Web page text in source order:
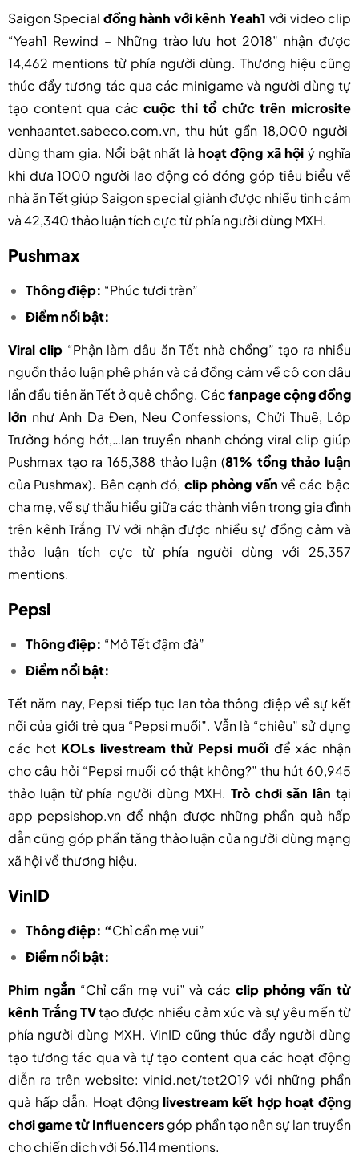
Saigon Special đồng hành với kênh Yeah1 với video clip
“Yeah1 Rewind – Những trào lưu hot 2018” nhận được
14,462 mentions từ phía người dùng. Thương hiệu cũng
thúc đẩy tương tác qua các minigame và người dùng tự
tạo content qua cáccuộc thi tổ chức trên microsite
venhaantet.sabeco.com.vn, thu hút gần 18,000 người
dùng tham gia. Nổi bật nhất là hoạt động xã hội ý nghĩa
khi đưa 1000 người lao động có đóng góp tiêu biểu về
nhà ăn Tết giúp Saigon special giành được nhiều tình cảm
và 42,340 thảo luận tích cực từ phía người dùng MXH.
Pushmax
Thông điệp: “Phúc tươi tràn”
Điểm nổi bật:
Viral clip “Phận làm dâu ăn Tết nhà chồng” tạo ra nhiều
nguồn thảo luận phê phán và cả đồng cảm về cô con dâu
lần đầu tiên ăn Tết ở quê chồng. Cácfanpage cộng đồng
lớn như Anh Da Đen, Neu Confessions, Chửi Thuê, Lớp
Trưởng hóng hớt,…lan truyền nhanh chóng viral clip giúp
Pushmax tạo ra 165,388 thảo luận (81% tổng thảo luận
của Pushmax). Bên cạnh đó, clip phỏng vấn về các bậc
cha mẹ, về sự thấu hiểu giữa các thành viên trong gia đình
trên kênh Trắng TV với nhận được nhiều sự đồng cảm và
thảo luận tích cực từ phía người dùng với 25,357
mentions.
Pepsi
Thông điệp: “Mở Tết đậm đà”
Điểm nổi bật:
Tết năm nay, Pepsi tiếp tục lan tỏa thông điệp về sự kết
nối của giới trẻ qua “Pepsi muối”. Vẫn là “chiêu” sử dụng
các hot KOLs livestream thử Pepsi muối để xác nhận
cho câu hỏi “Pepsi muối có thật không?” thu hút 60,945
thảo luận từ phía người dùng MXH. Trò chơi săn lân tại
app pepsishop.vn để nhận được những phần quà hấp
dẫn cũng góp phần tăng thảo luận của người dùng mạng
xã hội về thương hiệu.
VinID
Thông điệp: “Chỉ cần mẹ vui”
Điểm nổi bật:
Phim ngắn “Chỉ cần mẹ vui” và cácclip phỏng vấn từ
kênh Trắng TVtạo được nhiều cảm xúc và sự yêu mến từ
phía người dùng MXH. VinID cũng thúc đẩy người dùng
tạo tương tác qua và tự tạo content qua các hoạt động
diễn ra trên website: vinid.net/tet2019 với những phần
quà hấp dẫn. Hoạt động livestream kết hợp hoạt động
chơi game từ Influencersgóp phần tạo nên sự lan truyền
cho chiến dịch với 56,114 mentions.